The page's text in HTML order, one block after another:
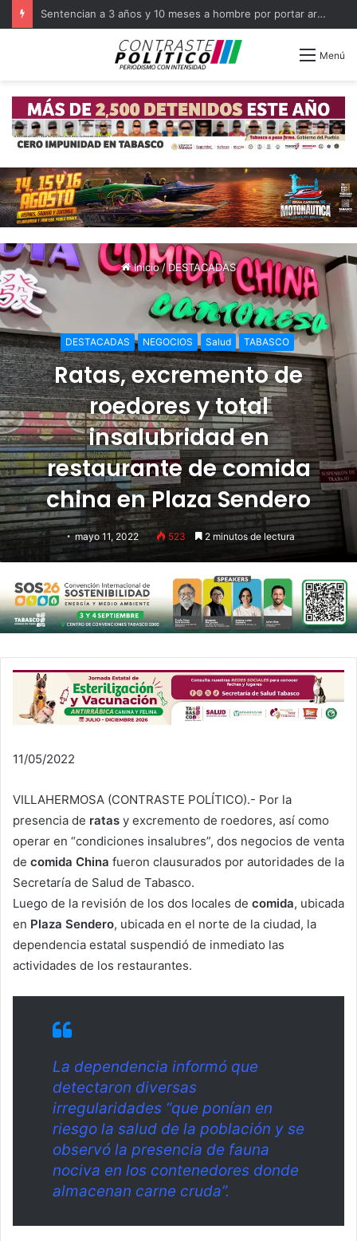
Capacita FGR a militares como primeros respondientes en Tabasco
Menú
Inicio/DESTACADAS
DESTACADAS NEGOCIOS Salud TABASCO
Ratas, excremento de
roedores y total
insalubridad en
restaurante de comida
china en Plaza Sendero
mayo 11, 2022 523 2 minutos de lectura
11/05/2022
VILLAHERMOSA (CONTRASTE POLÍTICO).- Por la
presencia de ratas y excremento de roedores, así como
operar en “condiciones insalubres”, dos negocios de venta
de comida China fueron clausurados por autoridades de la
Secretaría de Salud de Tabasco.
Luego de la revisión de los dos locales de comida, ubicada
en Plaza Sendero, ubicada en el norte de la ciudad, la
dependencia estatal suspendió de inmediato las
actividades de los restaurantes.
La dependencia informó que
detectaron diversas
irregularidades “que ponían en
riesgo la salud de la población y se
observó la presencia de fauna
nociva en los contenedores donde
almacenan carne cruda”.